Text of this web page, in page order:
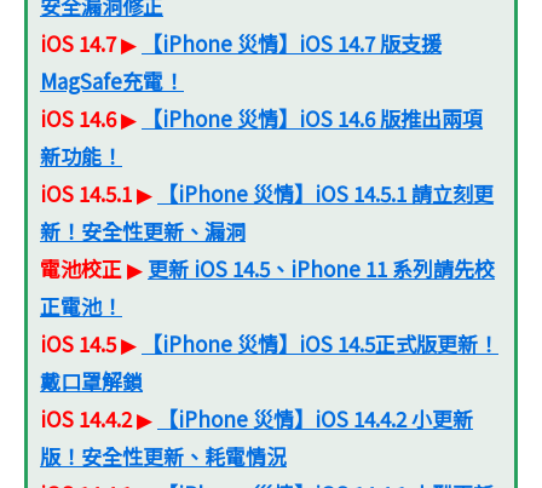
iOS 14.7▶
【iPhone 災情】iOS 14.7 版支援
MagSafe充電！
iOS 14.6▶
【iPhone 災情】iOS 14.6 版推出兩項
新功能！
iOS 14.5.1▶
【iPhone 災情】iOS 14.5.1 請立刻更
新！安全性更新、漏洞
電池校正▶更新 iOS 14.5、iPhone 11 系列請先校
正電池！
iOS 14.5▶
【iPhone 災情】iOS 14.5正式版更新！
戴口罩解鎖
iOS 14.4.2▶
【iPhone 災情】iOS 14.4.2 小更新
版！安全性更新、耗電情況